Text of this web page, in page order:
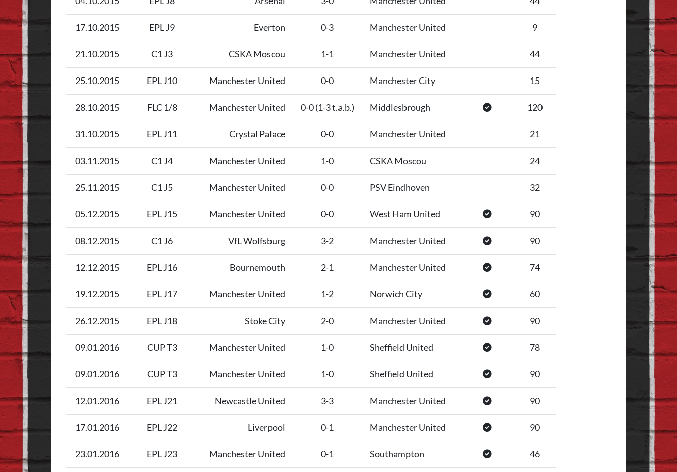
17.10.2015 EPL J9 Everton 0-3 Manchester United 9
21.10.2015 C1 J3 CSKA Moscou 1-1 Manchester United 44
25.10.2015 EPL J10 Manchester United 0-0 Manchester City 15
28.10.2015 FLC 1/8 Manchester United 0-0 (1-3 t.a.b.) Middlesbrough 120
31.10.2015 EPL J11 Crystal Palace 0-0 Manchester United 21
03.11.2015 C1 J4 Manchester United 1-0 CSKA Moscou 24
25.11.2015 C1 J5 Manchester United 0-0 PSV Eindhoven 32
05.12.2015 EPL J15 Manchester United 0-0 West Ham United 90
08.12.2015 C1 J6 VfL Wolfsburg 3-2 Manchester United 90
12.12.2015 EPL J16 Bournemouth 2-1 Manchester United 74
19.12.2015 EPL J17 Manchester United 1-2 Norwich City 60
26.12.2015 EPL J18 Stoke City 2-0 Manchester United 90
09.01.2016 CUP T3 Manchester United 1-0 Sheffield United 78
09.01.2016 CUP T3 Manchester United 1-0 Sheffield United 90
12.01.2016 EPL J21 Newcastle United 3-3 Manchester United 90
17.01.2016 EPL J22 Liverpool 0-1 Manchester United 90
23.01.2016 EPL J23 Manchester United 0-1 Southampton 46